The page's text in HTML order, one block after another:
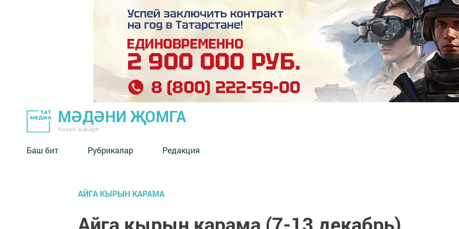
МӘДӘНИ ҖОМГА
Казан шәһәре
Баш бит Рубрикалар Редакция
АЙГА КЫРЫН КАРАМА
Айга кырын карама (7-13 декабрь)